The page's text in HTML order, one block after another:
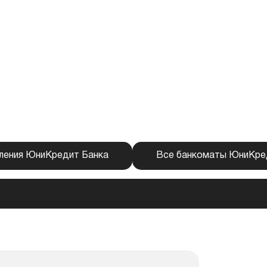
ЮниКредит Банка Все банкоматы